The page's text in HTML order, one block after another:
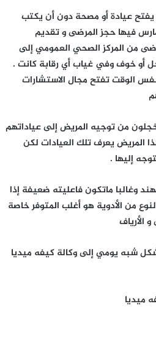
عيادة أو مصحة دون أن يكتب
فيها حجز المرضى و تقديم
من المركز الصحي العمومي إلى
أو خوف وفي غياب أي رقابة كانت .
الوقت تفتح مجال الاستشارات
من توجيه المريض إلى عياداتهم
المريض يعرف تلك العيادات لكن
إليها .
وغالبا ماتكون فاعليته ضعيفة إذا
من الأدوية هو أغلب المتوفر خاصة
الأرياف
شبه يومي إلى وكالة كيفه ميديا
ميديا